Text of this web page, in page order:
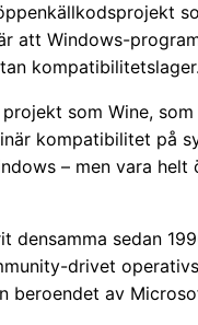
att Windows-
kompatibilitetslager.
som Wine,
kompatibilitet på
– men vara
densamma sedan
drivet
beroendet av